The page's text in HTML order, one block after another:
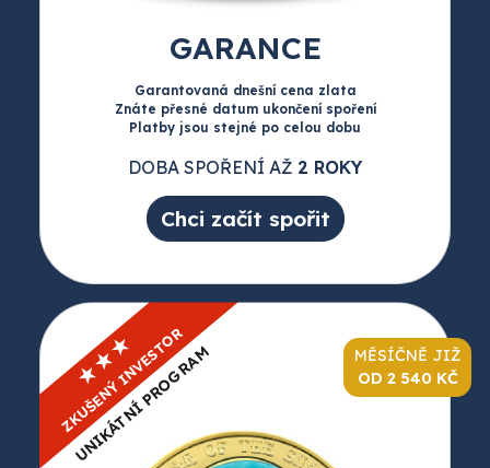
GARANCE
Garantovaná dnešní cena zlata
Znáte přesné datum ukončení spoření
Platby jsou stejné po celou dobu
DOBA SPOŘENÍ AŽ 2 ROKY
Chci začít spořit
MĚSÍČNĚ JIŽ
OD 2 540 KČ
★★★
ZKUŠENÝ INVESTOR
UNIKÁTNÍ PROGRAM